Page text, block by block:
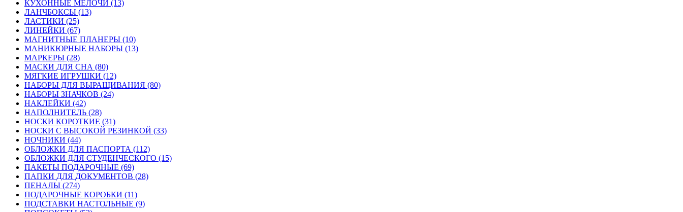
КУХОННЫЕ МЕЛОЧИ (13)
ЛАНЧБОКСЫ (13)
ЛАСТИКИ (25)
ЛИНЕЙКИ (67)
МАГНИТНЫЕ ПЛАНЕРЫ (10)
МАНИКЮРНЫЕ НАБОРЫ (13)
МАРКЕРЫ (28)
МАСКИ ДЛЯ СНА (80)
МЯГКИЕ ИГРУШКИ (12)
НАБОРЫ ДЛЯ ВЫРАЩИВАНИЯ (80)
НАБОРЫ ЗНАЧКОВ (24)
НАКЛЕЙКИ (42)
НАПОЛНИТЕЛЬ (28)
НОСКИ КОРОТКИЕ (31)
НОСКИ С ВЫСОКОЙ РЕЗИНКОЙ (33)
НОЧНИКИ (44)
ОБЛОЖКИ ДЛЯ ПАСПОРТА (112)
ОБЛОЖКИ ДЛЯ СТУДЕНЧЕСКОГО (15)
ПАКЕТЫ ПОДАРОЧНЫЕ (69)
ПАПКИ ДЛЯ ДОКУМЕНТОВ (28)
ПЕНАЛЫ (274)
ПОДАРОЧНЫЕ КОРОБКИ (11)
ПОДСТАВКИ НАСТОЛЬНЫЕ (9)